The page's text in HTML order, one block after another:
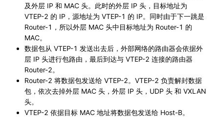
及外层 IP 和 MAC 头。此时的外层 IP 头，目标地址为
VTEP-2 的 IP，源地址为 VTEP-1 的 IP。同时由于下一跳是
Router-1，所以外层 MAC 头中目标地址为 Router-1 的
MAC。
数据包从 VTEP-1 发送出去后，外部网络的路由器会依据外
层 IP 头进行包路由，最后到达与 VTEP-2 连接的路由器
Router-2。
Router-2 将数据包发送给 VTEP-2。VTEP-2 负责解封数据
包，依次去掉外层 MAC 头，外层 IP 头，UDP 头 和 VXLAN
头。
VTEP-2 依据目标 MAC 地址将数据包发送给 Host-B。